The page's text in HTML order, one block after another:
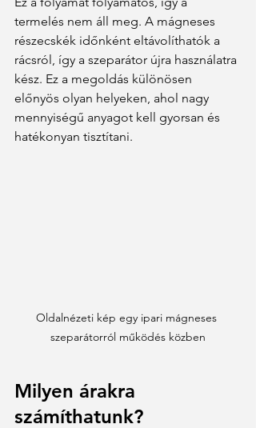
termelés nem áll meg. A mágneses
részecskék időnként eltávolíthatók a
rácsról, így a szeparátor újra használatra
kész. Ez a megoldás különösen
előnyös olyan helyeken, ahol nagy
mennyiségű anyagot kell gyorsan és
hatékonyan tisztítani.
Oldalnézeti kép egy ipari mágneses
szeparátorról működés közben
Milyen árakra
számíthatunk?